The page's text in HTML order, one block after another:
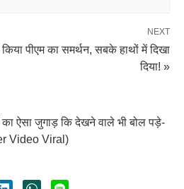
NEXT
पीएम का समर्थन, सबके हाथों में दिखा
दिया! »
ऐसा जुगाड़ कि देखने वाले भी बोल पड़े-
Video Viral)